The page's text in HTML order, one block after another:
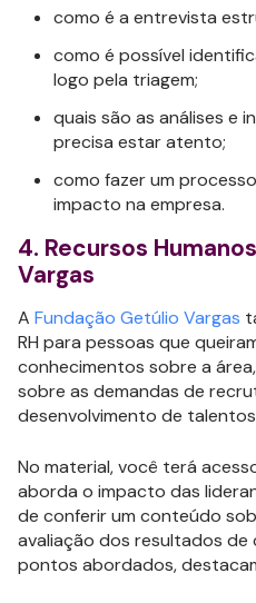
como é a entrevista
como é possível
logo pela triagem;
quais são as análises e
precisa estar atento;
como fazer um
impacto na empresa.
4. Recursos
Vargas
A Fundação Getúlio Vargas
RH para pessoas que
conhecimentos sobre a
sobre as demandas de
desenvolvimento de
No material, você terá
aborda o impacto das
de conferir um conteúdo
avaliação dos resultados
pontos abordados,